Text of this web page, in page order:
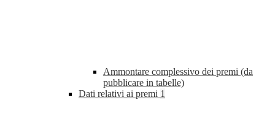
Ammontare complessivo dei premi (da
pubblicare in tabelle)
Dati relativi ai premi 1